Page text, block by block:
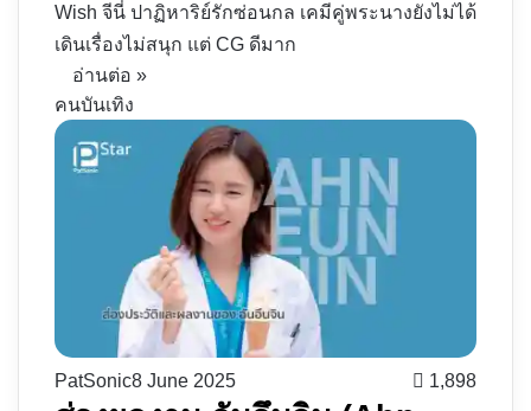
Wish จีนี่ ปาฏิหาริย์รักซ่อนกล เคมีคู่พระนางยังไม่ได้
เดินเรื่องไม่สนุก แต่ CG ดีมาก
อ่านต่อ »
คนบันเทิง
PatSonic8 June 2025 1,898